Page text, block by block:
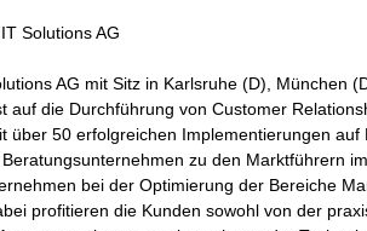
Solutions AG
AG mit Sitz in Karlsruhe (D), München
auf die Durchführung von Customer
über 50 erfolgreichen Implementierungen
zu den Marktführern
bei der Optimierung der Bereiche
profitieren die Kunden sowohl von der